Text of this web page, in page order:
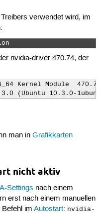
515
verwendet wird, im
nvidia-driver 470.74, der
Kernel Module
(Ubuntu 10.3.0-
man in Grafikkarten
nicht aktiv
Settings nach einem
erst nach einem manuellen
im Autostart: nvidia-